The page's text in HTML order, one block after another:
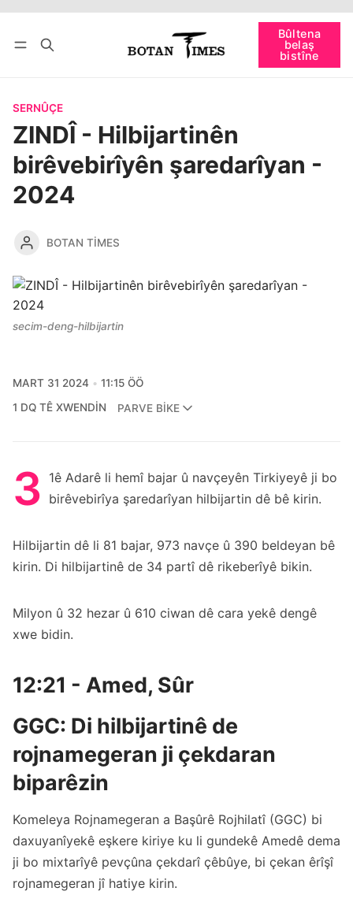
Bûltena
belaş
bistîne
Têkevê Bûltena belaş bistîne
SERNÛÇE
ZINDÎ - Hilbijartinên
birêvebirîyên şaredarîyan -
2024
BOTAN TIMES
secim-deng-hilbijartin
MART 31 2024
11:15 ÖÖ
1 DQ TÊ XWENDIN
PARVE BIKE
3 1ê Adarê li hemî bajar û navçeyên Tirkiyeyê ji bo
birêvebirîya şaredarîyan hilbijartin dê bê kirin.
Hilbijartin dê li 81 bajar, 973 navçe û 390 beldeyan bê
kirin. Di hilbijartinê de 34 partî dê rikeberîyê bikin.
Milyon û 32 hezar û 610 ciwan dê cara yekê dengê
xwe bidin.
12:21 - Amed, Sûr
GGC: Di hilbijartinê de
rojnamegeran ji çekdaran
biparêzin
Komeleya Rojnamegeran a Başûrê Rojhilatî (GGC) bi
daxuyanîyekê eşkere kiriye ku li gundekê Amedê dema
ji bo mixtarîyê pevçûna çekdarî çêbûye, bi çekan êrîşî
rojnamegeran jî hatiye kirin.